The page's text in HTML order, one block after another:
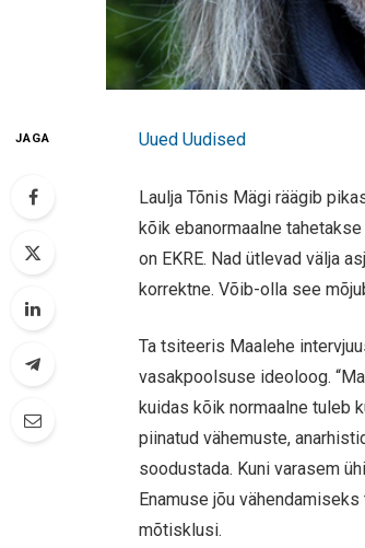
JAGA Uued Uudised
Laulja Tõnis Mägi räägib
kõik ebanormaalne
on EKRE. Nad ütlevad välja
korrektne. Võib-olla see
Ta tsiteeris Maalehe
vasakpoolsuse ideoloog.
kuidas kõik normaalne tuleb
piinatud vähemuste,
soodustada. Kuni varasem
Enamuse jõu
mõtisklusi.